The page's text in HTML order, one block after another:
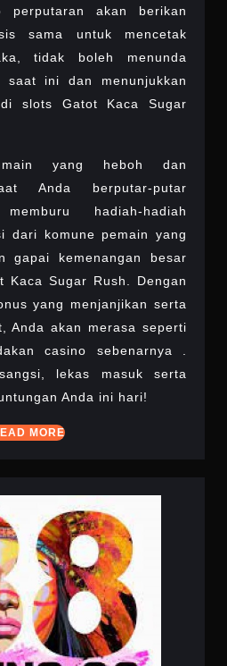
perputaran akan berikan
sama untuk mencetak
tidak boleh menunda
saat ini dan menunjukkan
slots Gatot Kaca Sugar
yang heboh dan
Anda berputar-putar
hadiah-hadiah
dari komune pemain yang
gapai kemenangan besar
Kaca Sugar Rush. Dengan
yang menjanjikan serta
Anda akan merasa seperti
casino sebenarnya .
lekas masuk serta
Anda ini hari!
MOREREAD